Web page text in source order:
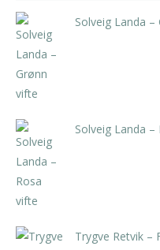
Solveig Landa –
Solveig Landa –
Trygve Retvik –